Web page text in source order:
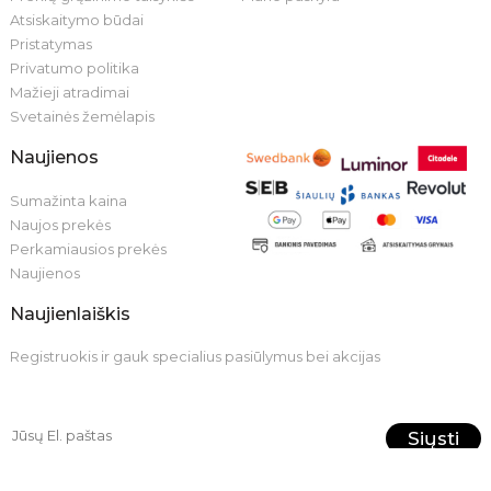
Atsiskaitymo būdai
Pristatymas
Privatumo politika
Mažieji atradimai
Svetainės žemėlapis
Naujienos
Sumažinta kaina
Naujos prekės
Perkamiausios prekės
Naujienos
Naujienlaiškis
Registruokis ir gauk specialius pasiūlymus bei akcijas
Siųsti